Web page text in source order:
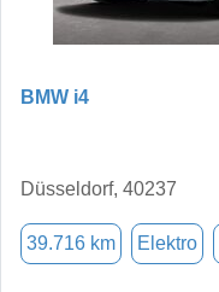
BMW i4
Düsseldorf, 40237
39.716 km Elektro